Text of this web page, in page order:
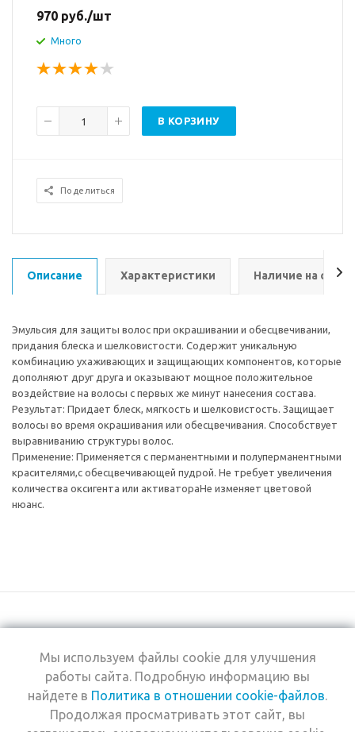
970 руб./шт
Много
В КОРЗИНУ
Поделиться
Описание Характеристики Наличие на
Эмульсия для защиты волос при окрашивании и обесцвечивании,
придания блеска и шелковистости. Содержит уникальную
комбинацию ухаживающих и защищающих компонентов, которые
дополняют друг друга и оказывают мощное положительное
воздействие на волосы с первых же минут нанесения состава.
Результат: Придает блеск, мягкость и шелковистость. Защищает
волосы во время окрашивания или обесцвечивания. Способствует
выравниванию структуры волос.
Применение: Применяется с перманентными и полуперманентными
красителями,с обесцвечивающей пудрой. Не требует увеличения
количества оксигента или активатораНе изменяет цветовой
нюанс.
+7 (495) 969-0950
2026 © Интернет-
магазин Estel
Компания
Информация
Мы используем файлы cookie для улучшения
работы сайта. Подробную информацию вы
найдете в Политика в отношении cookie-файлов.
Продолжая просматривать этот сайт, вы